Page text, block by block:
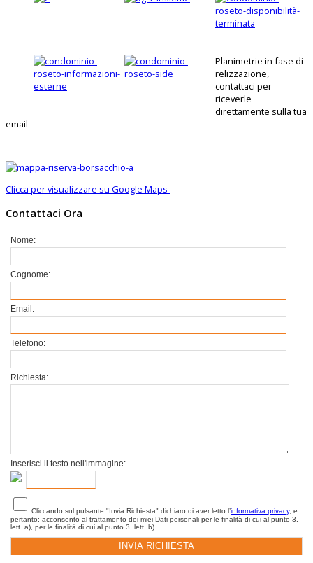
Planimetrie in fase di
relizzazione,
contattaci per
riceverle
direttamente sulla tua
email
Clicca per visualizzare su Google Maps
Contattaci Ora
Nome:
Cognome:
Email:
Telefono:
Richiesta:
Inserisci il testo nell'immagine:
Cliccando sul pulsante "Invia Richiesta" dichiaro di aver letto l’informativa privacy, e
pertanto: acconsento al trattamento dei miei Dati personali per le finalità di cui al punto 3,
lett. a), per le finalità di cui al punto 3, lett. b)